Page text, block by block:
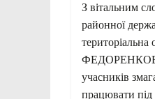
З вітальним
районної
територіальна
ФЕДОРЕНКОВА
учасників
працювати під